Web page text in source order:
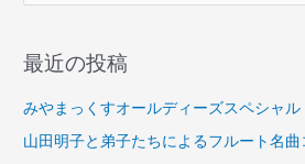
象
:
最近の投稿
みやまっくすオールディーズスペシャル
山田明子と弟子たちによるフルート名